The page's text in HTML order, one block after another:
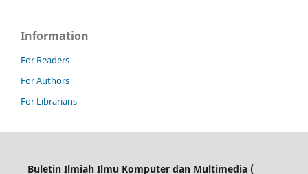
Information
For Readers
For Authors
For Librarians
Buletin Ilmiah Ilmu Komputer dan Multimedia (